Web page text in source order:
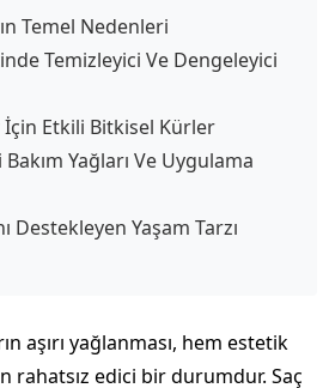
Temel Nedenleri
Temizleyici Ve Dengeleyici
İçin Etkili Bitkisel Kürler
Yağları Ve Uygulama
Destekleyen Yaşam Tarzı
aşırı yağlanması, hem estetik
rahatsız edici bir durumdur. Saç